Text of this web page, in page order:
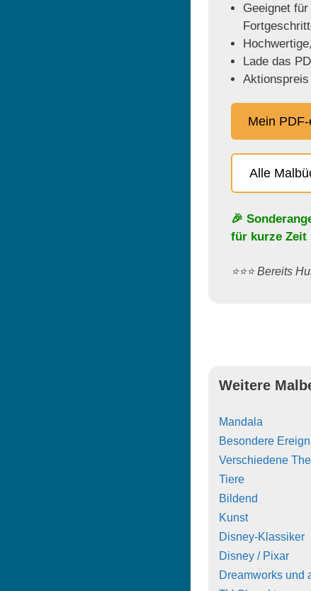
Geeignet
Lade das
Aktionspreis
Mein
Alle
🎉
für kurze Zeit
⭐️⭐️⭐️ Bereits
Weitere
Mandala
Besondere
Verschiedene
Tiere
Bildend
Kunst
Disney-Klassiker
Disney / Pixar
Dreamworks und